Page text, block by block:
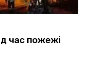
час пожежі